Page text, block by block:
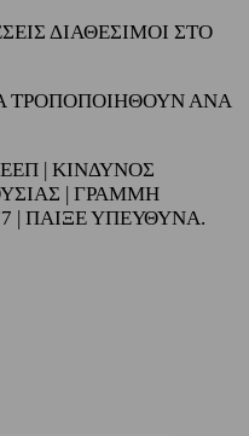
ΔΙΑΘΕΣΙΜΟΙ ΣΤΟ
ΤΡΟΠΟΠΟΙΗΘΟΥΝ ΑΝΑ
| ΚΙΝΔΥΝΟΣ
| ΓΡΑΜΜΗ
| ΠΑΙΞΕ ΥΠΕΥΘΥΝΑ.